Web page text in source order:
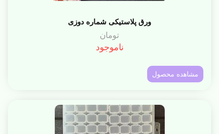
ورق پلاستیکی شماره دوزی
تومان
ناموجود
مشاهده محصول